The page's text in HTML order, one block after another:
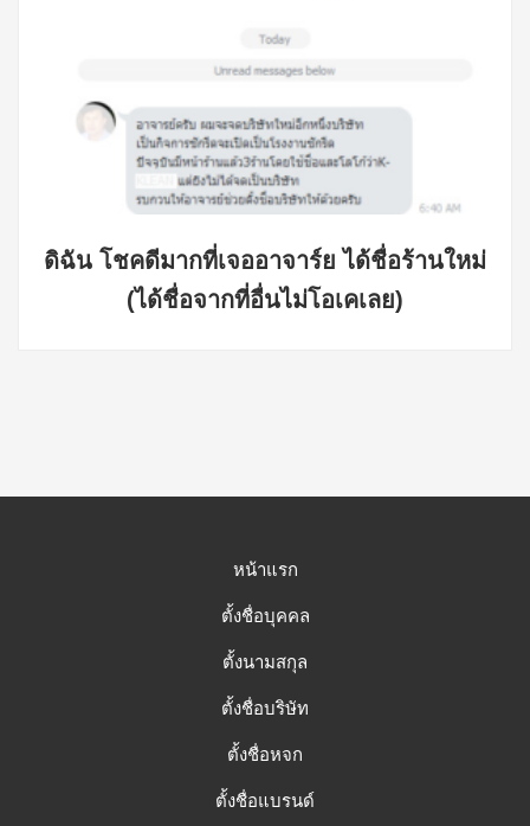
ดิฉัน โชคดีมากที่เจออาจาร์ย ได้ชื่อร้านใหม่
(ได้ชื่อจากที่อื่นไม่โอเคเลย)
หน้าแรก
ตั้งชื่อบุคคล
ตั้งนามสกุล
ตั้งชื่อบริษัท
ตั้งชื่อหจก
ตั้งชื่อแบรนด์